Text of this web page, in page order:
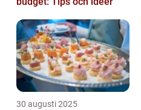
30 augusti 2025